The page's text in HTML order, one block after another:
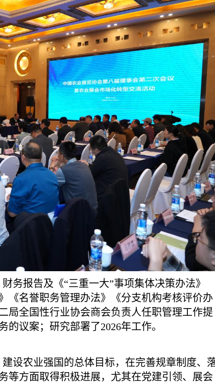
务报告及《“三重一大”事项集体决策办法》
《名誉职务管理办法》《分支机构考核评价办
局全国性行业协会商会负责人任职管理工作提
议案；研究部署了2026年工作。
设农业强国的总体目标，在完善规章制度、
等方面取得积极进展，尤其在党建引领、展会